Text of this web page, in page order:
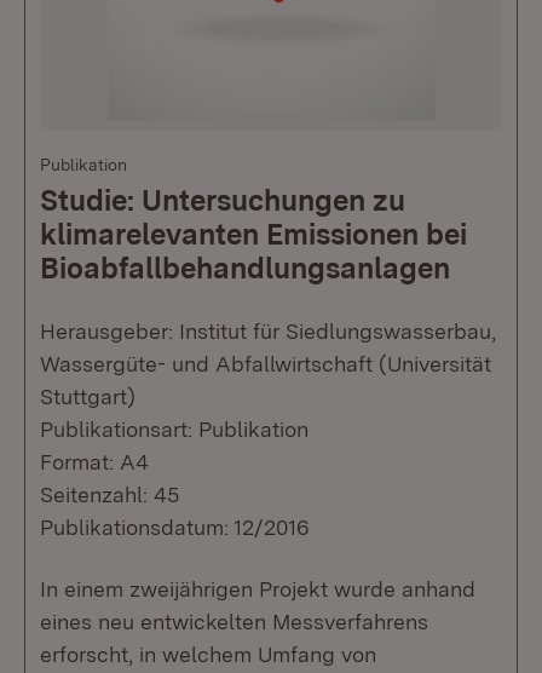
Publikation
Studie: Untersuchungen zu
klimarelevanten Emissionen bei
Bioabfallbehandlungsanlagen
Herausgeber: Institut für Siedlungswasserbau,
Wassergüte- und Abfallwirtschaft (Universität
Stuttgart)
Publikationsart: Publikation
Format: A4
Seitenzahl: 45
Publikationsdatum: 12/2016
In einem zweijährigen Projekt wurde anhand
eines neu entwickelten Messverfahrens
erforscht, in welchem Umfang von